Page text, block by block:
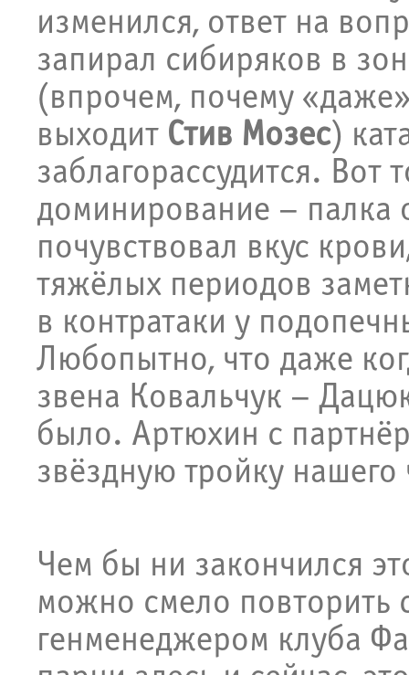
изменился, ответ на
запирал сибиряков в
(впрочем, почему
выходит Стив Мозес)
заблагорассудится. Вот
доминирование – палка
почувствовал вкус
тяжёлых периодов
в контратаки у
Любопытно, что даже
звена Ковальчук –
было. Артюхин с
звёздную тройку
Чем бы ни закончился
можно смело повторить
генменеджером клуба